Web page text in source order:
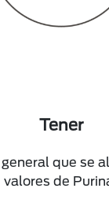
Tener
que se
valores de